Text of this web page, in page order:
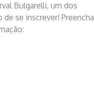
Bulgarelli, um dos
se inscrever! Preencha